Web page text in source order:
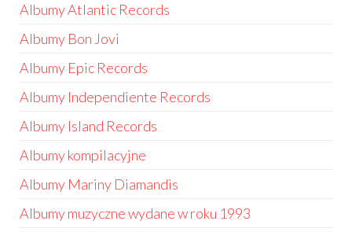
Albumy Atlantic Records
Albumy Bon Jovi
Albumy Epic Records
Albumy Independiente Records
Albumy Island Records
Albumy kompilacyjne
Albumy Mariny Diamandis
Albumy muzyczne wydane w roku 1993